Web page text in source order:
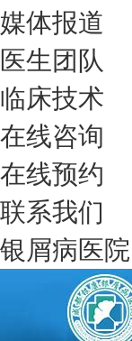
媒体报道
医生团队
临床技术
在线咨询
在线预约
联系我们
银屑病医院